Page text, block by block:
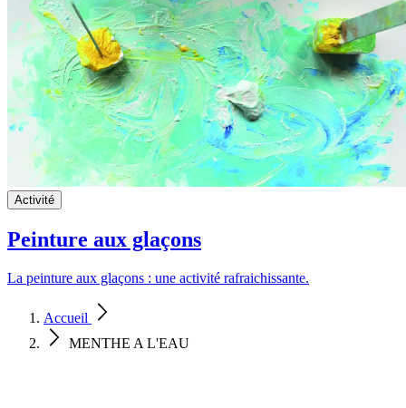
Activité
Peinture aux glaçons
La peinture aux glaçons : une activité rafraichissante.
Accueil
MENTHE A L'EAU